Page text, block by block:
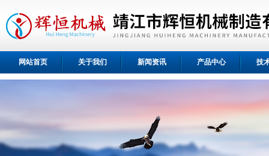
网站首页 关于我们 新闻资讯 产品中心 技